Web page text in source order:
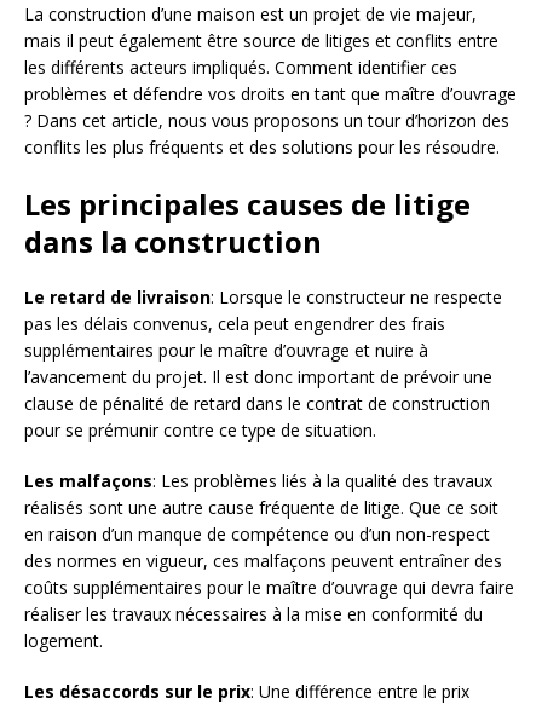
La construction d’une maison est un projet de vie majeur,
mais il peut également être source de litiges et conflits entre
les différents acteurs impliqués. Comment identifier ces
problèmes et défendre vos droits en tant que maître d’ouvrage
? Dans cet article, nous vous proposons un tour d’horizon des
conflits les plus fréquents et des solutions pour les résoudre.
Les principales causes de litige
dans la construction
Le retard de livraison: Lorsque le constructeur ne respecte
pas les délais convenus, cela peut engendrer des frais
supplémentaires pour le maître d’ouvrage et nuire à
l’avancement du projet. Il est donc important de prévoir une
clause de pénalité de retard dans le contrat de construction
pour se prémunir contre ce type de situation.
Les malfaçons: Les problèmes liés à la qualité des travaux
réalisés sont une autre cause fréquente de litige. Que ce soit
en raison d’un manque de compétence ou d’un non-respect
des normes en vigueur, ces malfaçons peuvent entraîner des
coûts supplémentaires pour le maître d’ouvrage qui devra faire
réaliser les travaux nécessaires à la mise en conformité du
logement.
Les désaccords sur le prix: Une différence entre le prix